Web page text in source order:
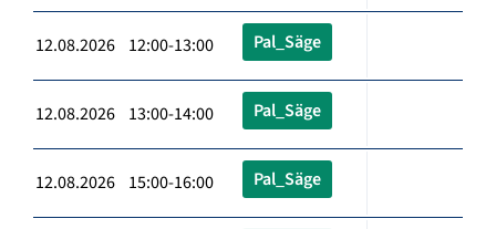
12.08.2026 12:00-13:00 Pal_Säge
12.08.2026 13:00-14:00 Pal_Säge
12.08.2026 15:00-16:00 Pal_Säge